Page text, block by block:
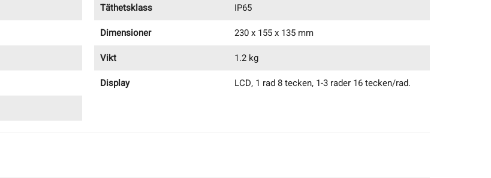
Täthetsklass
IP65
Dimensioner
230 x 155 x 135 mm
Vikt
1.2 kg
Display
LCD, 1 rad 8 tecken, 1-3 rader 16 tecken/rad.